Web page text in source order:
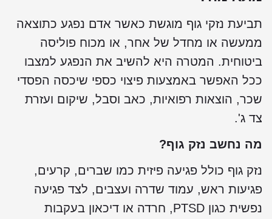
תביעת נזקי גוף מוגשת כאשר אדם נפגע כתוצאה
ממעשה או מחדל של אחר, או מכוח פוליסה
ביטוחית. המטרה היא להשיב את הנפגע למצבו
ככל האפשר באמצעות פיצוי כספי שיכסה הפסדי
שכר, הוצאות רפואיות, כאב וסבל, שיקום ועזרת
צד ג'.
מה נחשב נזק גוף?
נזק גוף כולל פגיעה פיזית כמו שברים, קרעים,
פגיעות ראש, עמוד שדרה ועצבים, לצד פגיעה
נפשית כגון PTSD, חרדה או דיכאון בעקבות